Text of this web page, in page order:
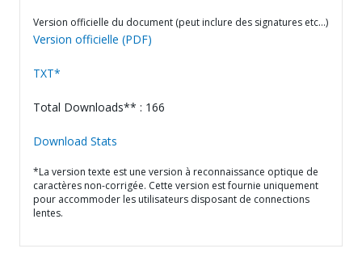
Version officielle du document (peut inclure des signatures etc…)
Version officielle (PDF)
TXT*
Total Downloads** : 166
Download Stats
*La version texte est une version à reconnaissance optique de
caractères non-corrigée. Cette version est fournie uniquement
pour accommoder les utilisateurs disposant de connections
lentes.